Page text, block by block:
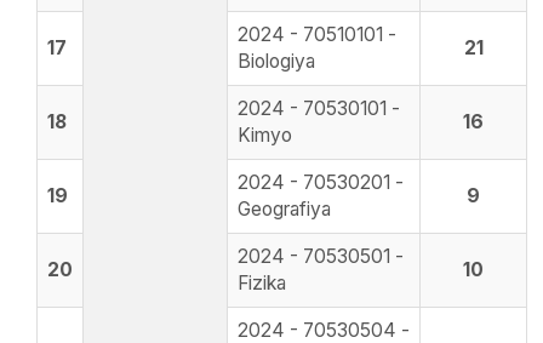
17
2024 - 70510101 -
Biologiya
21
18
2024 - 70530101 -
Kimyo
16
19
2024 - 70530201 -
Geografiya
9
20
2024 - 70530501 -
Fizika
10
2024 - 70530504 -